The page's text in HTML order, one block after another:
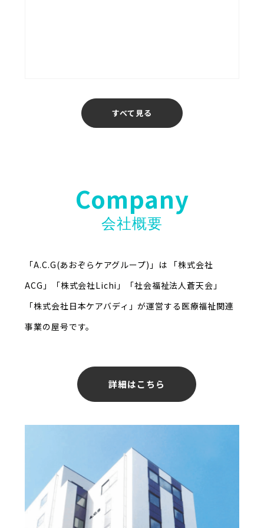
すべて見る
Company
会社概要
「A.C.G(あおぞらケアグループ)」は 「株式会社
ACG」「株式会社Lichi」「社会福祉法人蒼天会」
「株式会社日本ケアバディ」が運営する医療福祉関連
事業の屋号です。
詳細はこちら